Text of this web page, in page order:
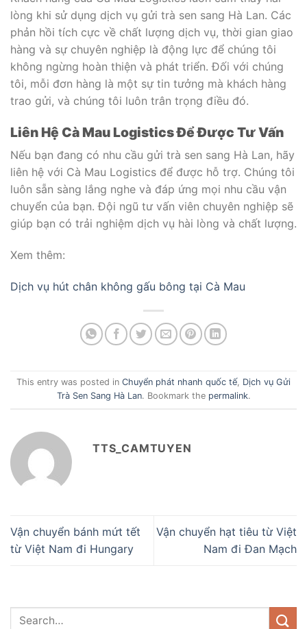
lòng khi sử dụng dịch vụ gửi trà sen sang Hà Lan. Các
phản hồi tích cực về chất lượng dịch vụ, thời gian giao
hàng và sự chuyên nghiệp là động lực để chúng tôi
không ngừng hoàn thiện và phát triển. Đối với chúng
tôi, mỗi đơn hàng là một sự tin tưởng mà khách hàng
trao gửi, và chúng tôi luôn trân trọng điều đó.
Liên Hệ Cà Mau Logistics Để Được Tư Vấn
Nếu bạn đang có nhu cầu gửi trà sen sang Hà Lan, hãy
liên hệ với Cà Mau Logistics để được hỗ trợ. Chúng tôi
luôn sẵn sàng lắng nghe và đáp ứng mọi nhu cầu vận
chuyển của bạn. Đội ngũ tư vấn viên chuyên nghiệp sẽ
giúp bạn có trải nghiệm dịch vụ hài lòng và chất lượng.
Xem thêm:
Dịch vụ hút chân không gấu bông tại Cà Mau
This entry was posted in Chuyển phát nhanh quốc tế, Dịch vụ Gửi
Trà Sen Sang Hà Lan. Bookmark the permalink.
TTS_CAMTUYEN
Vận chuyển bánh mứt tết
từ Việt Nam đi Hungary
Vận chuyển hạt tiêu từ Việt
Nam đi Đan Mạch